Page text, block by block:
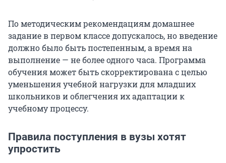
По методическим рекомендациям домашнее
задание в первом классе допускалось, но введение
должно было быть постепенным, а время на
выполнение — не более одного часа. Программа
обучения может быть скорректирована с целью
уменьшения учебной нагрузки для младших
школьников и облегчения их адаптации к
учебному процессу.
Правила поступления в вузы хотят
упростить